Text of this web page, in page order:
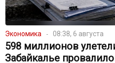
Экономика 08:38, 6 августа
598 миллионов
Забайкалье